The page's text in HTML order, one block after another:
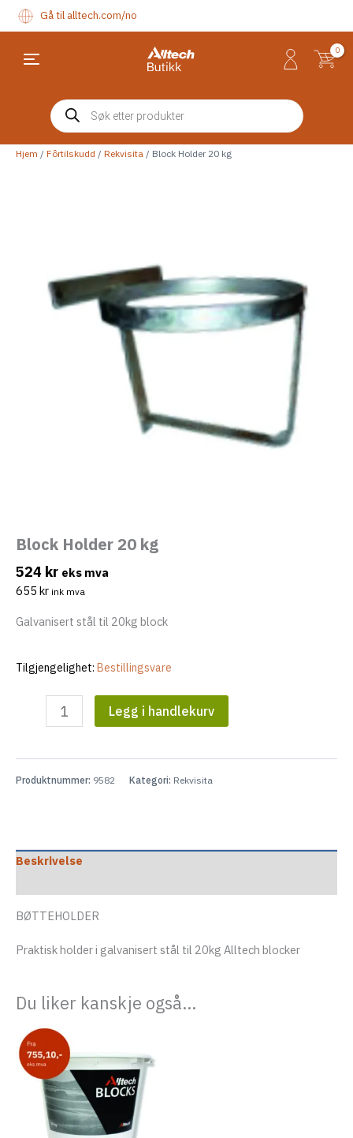
Hopp
innholdet
Gå til alltech.com/no
MenuProducts
search
Hjem / Fôrtilskudd / Rekvisita / Block Holder 20 kg
Block Holder 20 kg
524 kr eks mva
655 kr ink mva
Galvanisert stål til 20kg block
Tilgjengelighet: Bestillingsvare
kg
antall
Legg i handlekurv
Produktnummer: 9582 Kategori: Rekvisita
Beskrivelse
BØTTEHOLDER
Praktisk holder i galvanisert stål til 20kg Alltech blocker
Du liker kanskje også…